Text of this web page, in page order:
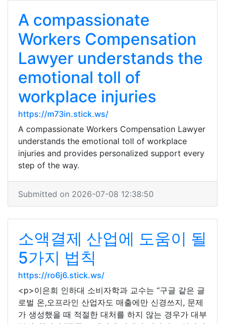
A compassionate
Workers Compensation
Lawyer understands the
emotional toll of
workplace injuries
https://m73in.stick.ws/
A compassionate Workers Compensation Lawyer
understands the emotional toll of workplace
injuries and provides personalized support every
step of the way.
Submitted on 2026-07-08 12:38:50
소액결제 산업에 도움이 될
5가지 법칙
https://ro6j6.stick.ws/
<p>이은희 인하대 소비자학과 교수는 “구글 같은 글
로벌 온,오프라인 산업자도 매출에만 신경쓰지, 문제
가 생성했을 때 적절한 대처를 하지 않는 경우가 대부